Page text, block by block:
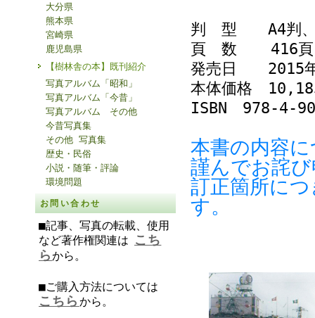
大分県
熊本県
宮崎県
鹿児島県
【樹林舎の本】既刊紹介
写真アルバム「昭和」
写真アルバム「今昔」
写真アルバム その他
今昔写真集
その他 写真集
歴史・民俗
小説・随筆・評論
環境問題
お問い合わせ
■記事、写真の転載、使用
など著作権関連は こち
らから。
■ご購入方法については
こちら から。
判 型 A4判、
頁 数 416頁（
発売日 2015
本体価格
ISBN 978-4-
本書の内容
謹んでお詫
訂正箇所に
す。